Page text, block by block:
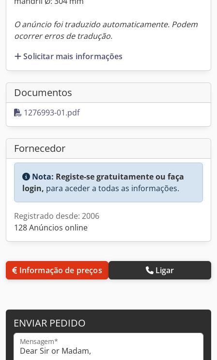
O anúncio foi traduzido automaticamente. Podem
ocorrer erros de tradução.
Solicitar mais informações
Documentos
1276993-01.pdf
Fornecedor
Nota: Registe-se gratuitamente ou faça
login, para aceder a todas as informações.
Registrado desde: 2006
128 Anúncios online
Informação de preços Ligar
ENVIAR PEDIDO
Mensagem*